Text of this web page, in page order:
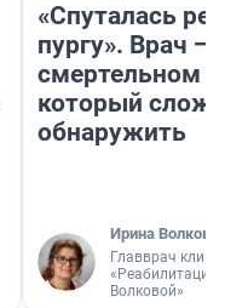
«Спуталась
пургу». Врач —
смертельном
который
обнаружить
Ирина Волкова
Главврач
«Реабилитация
Волковой»